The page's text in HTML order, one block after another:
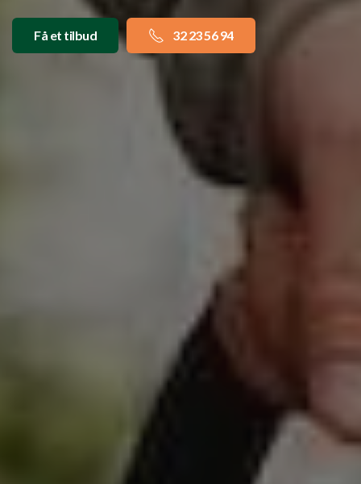
Få et tilbud 32 23 56 94